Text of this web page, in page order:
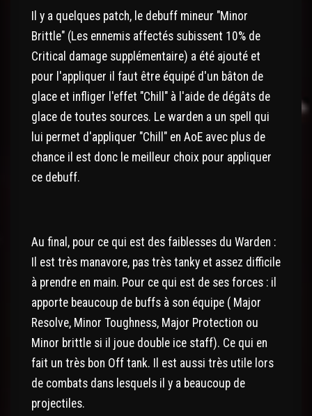
Il y a quelques patch, le debuff mineur "Minor
Brittle" (Les ennemis affectés subissent 10% de
Critical damage supplémentaire) a été ajouté et
pour l'appliquer il faut être équipé d'un bâton de
glace et infliger l'effet "Chill" à l'aide de dégâts de
glace de toutes sources. Le warden a un spell qui
lui permet d'appliquer "Chill" en AoE avec plus de
chance il est donc le meilleur choix pour appliquer
ce debuff.
Au final, pour ce qui est des faiblesses du Warden :
Il est très manavore, pas très tanky et assez difficile
à prendre en main. Pour ce qui est de ses forces : il
apporte beaucoup de buffs à son équipe ( Major
Resolve, Minor Toughness, Major Protection ou
Minor brittle si il joue double ice staff). Ce qui en
fait un très bon Off tank. Il est aussi très utile lors
de combats dans lesquels il y a beaucoup de
projectiles.